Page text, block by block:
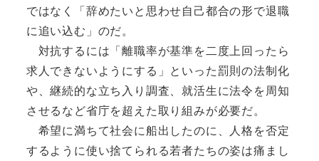
ではなく「辞めたいと思わせ自己都合の形で退職
に追い込む」のだ。
対抗するには「離職率が基準を二度上回ったら
求人できないようにする」といった罰則の法制化
や、継続的な立ち入り調査、就活生に法令を周知
させるなど省庁を超えた取り組みが必要だ。
希望に満ちて社会に船出したのに、人格を否定
するように使い捨てられる若者たちの姿は痛まし